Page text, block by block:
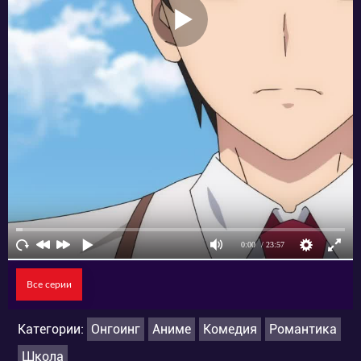
Все серии
Категории: Онгоинг Аниме Комедия
Романтика
Школа